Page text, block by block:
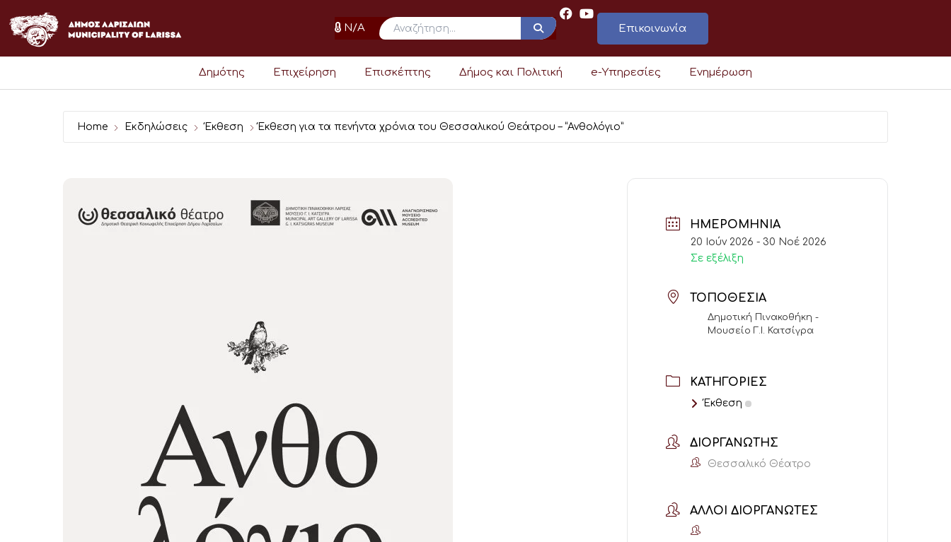
στο
περιεχόμενο
N/A Επικοινωνία
Δημότης Επιχείρηση Επισκέπτης Δήμος και Πολιτική e-Υπηρεσίες Ενημέρωση
Home Εκδηλώσεις Έκθεση Έκθεση για τα πενήντα χρόνια του Θεσσαλικού Θεάτρου – “Ανθολόγιο”
ΗΜΕΡΟΜΗΝΊΑ
20 Ιούν 2026 - 30 Νοέ 2026
Σε εξέλιξη
ΤΟΠΟΘΕΣΊΑ
Δημοτική Πινακοθήκη -
Μουσείο Γ.Ι. Κατσίγρα
ΚΑΤΗΓΟΡΊΕΣ
Έκθεση
ΔΙΟΡΓΑΝΩΤΉΣ
Θεσσαλικό Θέατρο
ΆΛΛΟΙ ΔΙΟΡΓΑΝΩΤΈΣ